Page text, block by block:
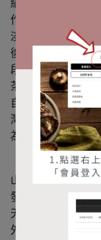
緬甸大葉種Burma
作紅茶之優良品
淡淡之薄荷加肉
後，會有些微澀
段時間。此乃茶
茶紅質，有豐富
自於原生種台灣
灣香」，足可代
為獨特之品種。
【阿薩姆紅茶】
山設立「魚池紅
發展紅茶產業 ，
天皇的御用珍品
外銷主力。茶湯